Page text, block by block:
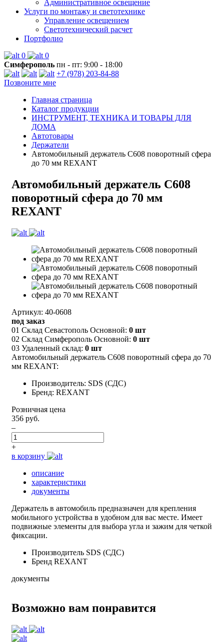
Административное освещение
Услуги по монтажу и светотехнике
Управление освещением
Светотехнический расчет
Портфолио
0
0
Симферополь пн - пт: 9:00 - 18:00
+7 (978) 203-84-88
Позвоните мне
Главная страница
Каталог продукции
ИНСТРУМЕНТ, ТЕХНИКА И ТОВАРЫ ДЛЯ
ДОМА
Автотовары
Держатели
Автомобильный держатель C608 поворотный сфера
до 70 мм REXANT
Автомобильный держатель C608
поворотный сфера до 70 мм
REXANT
Артикул: 40-0608
под заказ
01 Склад Севастополь Основной: 0 шт
02 Склад Симферополь Основной: 0 шт
03 Удаленный склад: 0 шт
Автомобильный держатель C608 поворотный сфера до 70
мм REXANT:
Производитель: SDS (СДС)
Бренд: REXANT
Розничная цена
356 руб.
–
+
в корзину
описание
характеристики
документы
Держатель в автомобиль предназначен для крепления
мобильного устройства в удобном для вас месте. Имеет
подвижные элементы для выбора угла и зажим для четкой
фиксации.
Производитель SDS (СДС)
Бренд REXANT
документы
Возможно вам понравится